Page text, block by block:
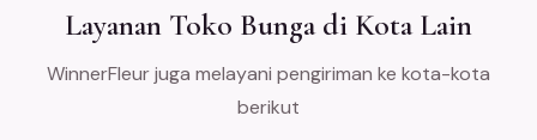
Layanan Toko Bunga di Kota Lain
WinnerFleur juga melayani pengiriman ke kota-kota
berikut